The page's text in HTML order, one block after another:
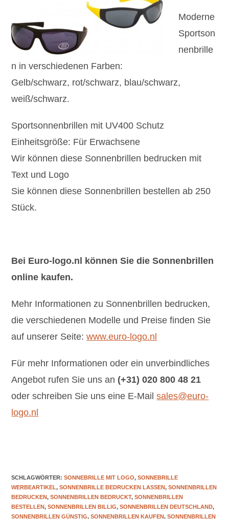
Moderne
Sportson
nenbrille
n in verschiedenen Farben:
Gelb/schwarz, rot/schwarz, blau/schwarz,
weiß/schwarz.
Sportsonnenbrillen mit UV400 Schutz
Einheitsgröße: Für Erwachsene
Wir können diese Sonnenbrillen bedrucken mit
Text und Logo
Sie können diese Sonnenbrillen bestellen ab 250
Stück.
Bei Euro-logo.nl können Sie die Sonnenbrillen
online kaufen.
Mehr Informationen zu Sonnenbrillen bedrucken,
die verschiedenen Modelle und Preise finden Sie
auf unserer Seite:www.euro-logo.nl
Für mehr Informationen oder ein unverbindliches
Angebot rufen Sie uns an (+31) 020 800 48 21
oder schreiben Sie uns eine E-Mailsales@euro-
logo.nl
SCHLAGWÖRTER:SONNEBRILLE MIT LOGO, SONNEBRILLE
WERBEARTIKEL, SONNENBRILLE BEDRUCKEN LASSEN, SONNENBRILLEN
BEDRUCKEN, SONNENBRILLEN BEDRUCKT, SONNENBRILLEN
BESTELLEN, SONNENBRILLEN BILLIG, SONNENBRILLEN DEUTSCHLAND,
SONNENBRILLEN GÜNSTIG, SONNENBRILLEN KAUFEN, SONNENBRILLEN